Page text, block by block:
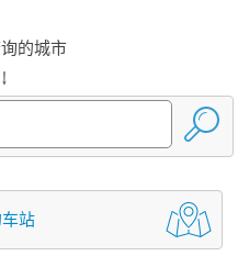
的城市
站